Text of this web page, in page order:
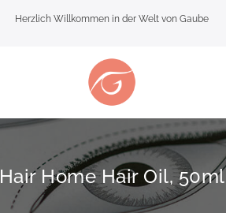
Herzlich Willkommen in der Welt von Gaube
Hair Home Hair Oil, 50ml